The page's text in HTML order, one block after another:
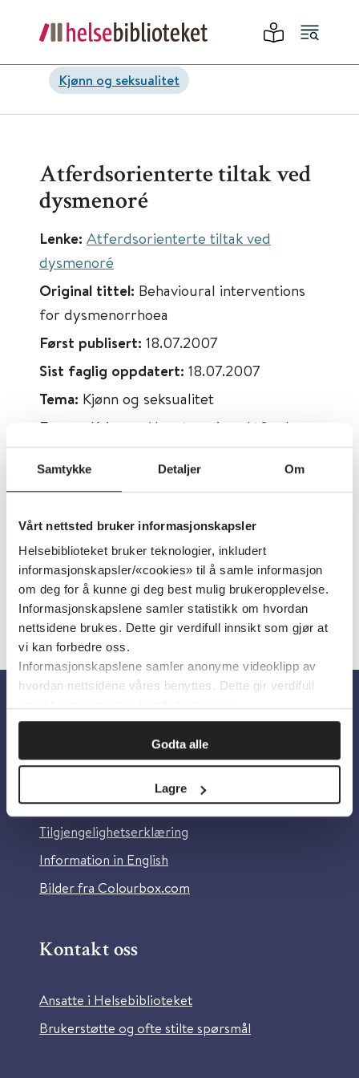
Samtykke Detaljer Om
Vårt nettsted bruker informasjonskapsler
Helsebiblioteket bruker teknologier, inkludert
informasjonskapsler/«cookies» til å samle informasjon
om deg for å kunne gi deg best mulig brukeropplevelse.
Informasjonskapslene samler statistikk om hvordan
nettsidene brukes. Dette gir verdifull innsikt som gjør at
vi kan forbedre oss.
Informasjonskapslene samler anonyme videoklipp av
hvordan nettsidene våres benyttes. Dette gir verdifull
Godta alle
Lagre
Kjønn og seksualitet
Atferdsorienterte tiltak ved
dysmenoré
Lenke: Atferdsorienterte tiltak ved
dysmenoré
Original tittel: Behavioural interventions
for dysmenorrhoea
Først publisert: 18.07.2007
Sist faglig oppdatert: 18.07.2007
Tema: Kjønn og seksualitet
Emner: Kvinner, Menstruasjon, Atferd,
Smerte
Dokumenttype: Oppsummert forskning
Språk:Engelsk
Om oss
Personvern og informasjonskapsler
Tilgjengelighetserklæring
Information in English
Bilder fra Colourbox.com
Kontakt oss
Ansatte i Helsebiblioteket
Brukerstøtte og ofte stilte spørsmål